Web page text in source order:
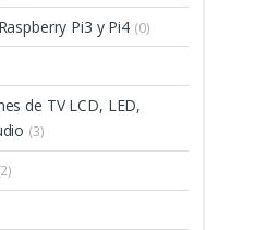
Pi3 y Pi4 (0)
de TV LCD, LED,
(3)